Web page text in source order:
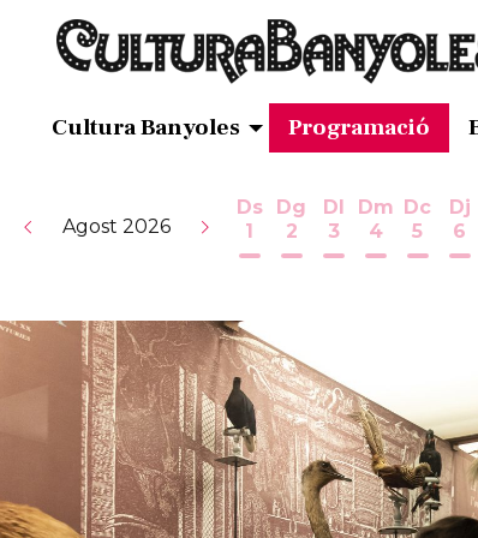
Cultura Banyoles Programació
Agost 2026
Ds
1
Dissabte 1 d'agost
Dg
2
Diumenge 2
Dl
3
Dilluns 3
Dm
4
Dimarts
Dc
5
Dj
6